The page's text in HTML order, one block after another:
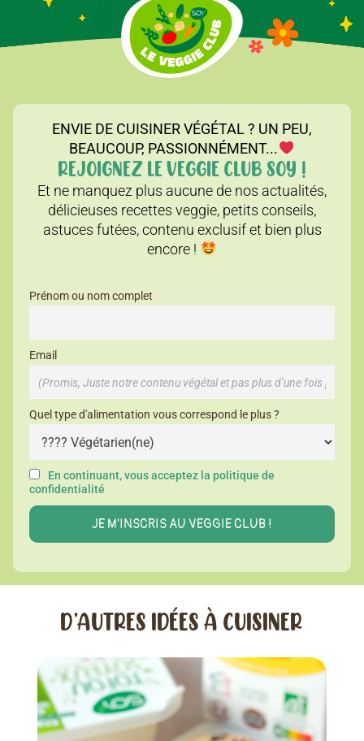
ENVIE DE CUISINER VÉGÉTAL ? UN PEU,
BEAUCOUP, PASSIONNÉMENT...
REJOIGNEZ LE VEGGIE CLUB SOY !
Et ne manquez plus aucune de nos actualités,
délicieuses recettes veggie, petits conseils,
astuces futées, contenu exclusif et bien plus
encore !
Prénom ou nom complet
Email
Quel type d'alimentation vous correspond le plus ?
En continuant, vous acceptez la politique de
confidentialité
D’AUTRES IDÉES À CUISINER